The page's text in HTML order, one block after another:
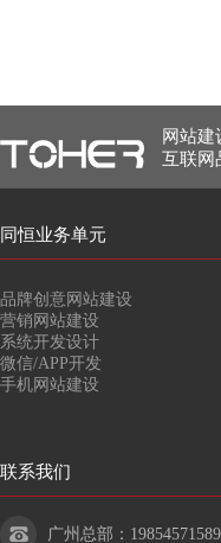
网站建
互联网
同恒业务单元
品牌创意网站建设
营销网站建设
系统开发设计
微信/APP开发
手机网站建设
联系我们
广州总部：